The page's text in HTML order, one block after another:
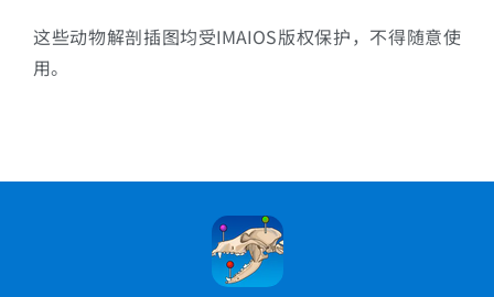
这些动物解剖插图均受IMAIOS版权保护，不得随意使
用。